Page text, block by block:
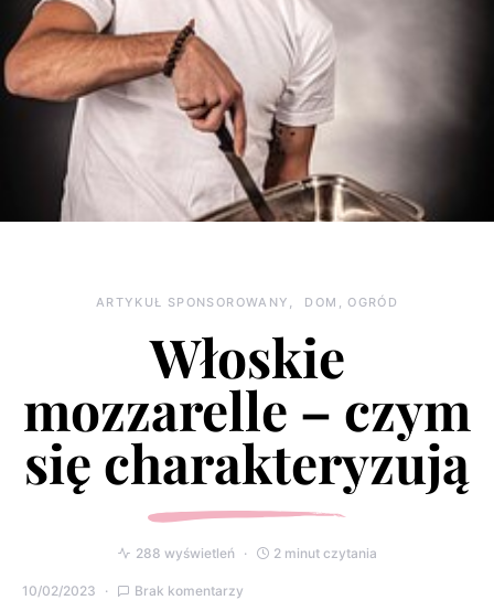
ARTYKUŁ SPONSOROWANY DOM, OGRÓD
Włoskie
mozzarelle – czym
się charakteryzują
288 wyświetleń 2 minut czytania
10/02/2023 Brak komentarzy